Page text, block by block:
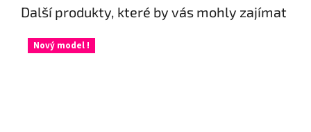
Další produkty, které by vás mohly zajímat
Nový model !